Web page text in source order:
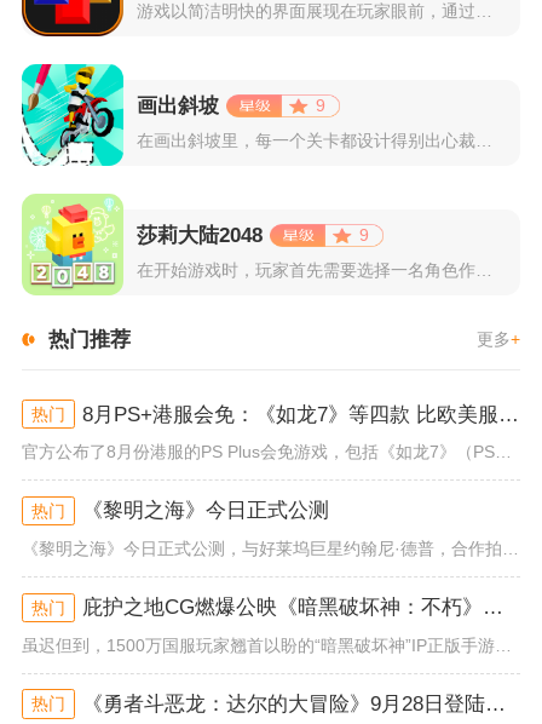
游戏以简洁明快的界面展现在玩家眼前，通过简单的滑动屏幕即可控...
画出斜坡
9
在画出斜坡里，每一个关卡都设计得别出心裁。玩家需要利用手指在...
莎莉大陆2048
9
在开始游戏时，玩家首先需要选择一名角色作为自己的代表，在神秘...
热门推荐 更多+
热门 8月PS+港服会免：《如龙7》等四款 比欧美服多一款
官方公布了8月份港服的PS Plus会免游戏，包括《如龙7》（PS4/PS5）、《小小梦魇》（PS4）、《托尼霍克职业滑...
热门 《黎明之海》今日正式公测
《黎明之海》今日正式公测，与好莱坞巨星约翰尼·德普，合作拍摄的宣传短片《冒险者的游戏》同步上线！沉浸式环球之旅 打造属于...
热门 庇护之地CG燃爆公映《暗黑破坏神：不朽》今日全平台上线
虽迟但到，1500万国服玩家翘首以盼的“暗黑破坏神”IP正版手游《暗黑破坏神：不朽》已于今日全平台上线！动作RPG王者再...
热门 《勇者斗恶龙：达尔的大冒险》9月28日登陆苹果谷歌应用商店